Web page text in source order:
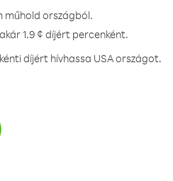
műhold országból.
1.9 ¢ díjért percenként.
díjért hívhassa USA országot.